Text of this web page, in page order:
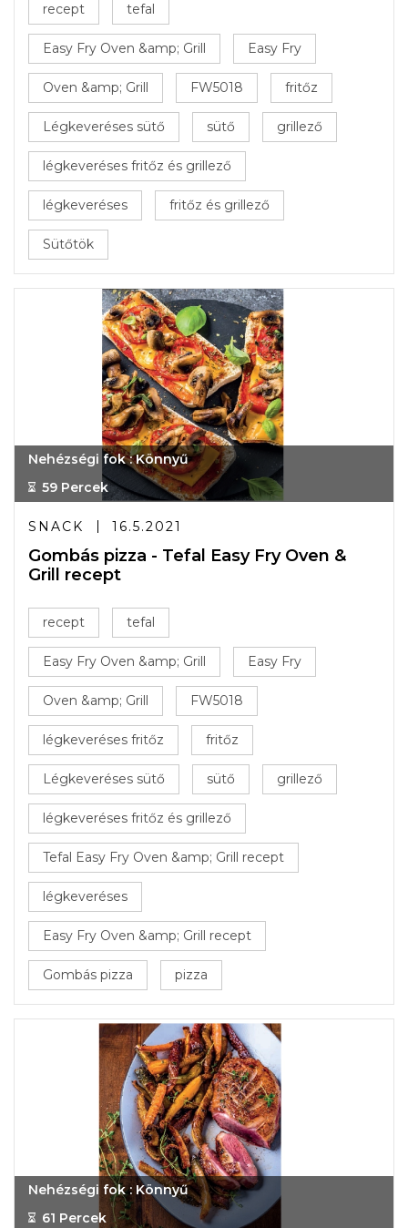
recept tefal
Easy Fry Oven &amp; Grill Easy Fry
Oven &amp; Grill FW5018 fritőz
Légkeveréses sütő sütő grillező
légkeveréses fritőz és grillező
légkeveréses fritőz és grillező
Sütőtök
Nehézségi fok : Könnyű
59 Percek
SNACK 16.5.2021
Gombás pizza - Tefal Easy Fry Oven &
Grill recept
recept tefal
Easy Fry Oven &amp; Grill Easy Fry
Oven &amp; Grill FW5018
légkeveréses fritőz fritőz
Légkeveréses sütő sütő grillező
légkeveréses fritőz és grillező
Tefal Easy Fry Oven &amp; Grill recept
légkeveréses
Easy Fry Oven &amp; Grill recept
Gombás pizza pizza
Nehézségi fok : Könnyű
61 Percek